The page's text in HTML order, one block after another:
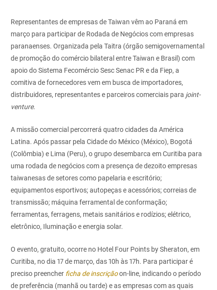
Representantes de empresas de Taiwan vêm ao Paraná em
março para participar de Rodada de Negócios com empresas
paranaenses. Organizada pela Taitra (órgão semigovernamental
de promoção do comércio bilateral entre Taiwan e Brasil) com
apoio do Sistema Fecomércio Sesc Senac PR e da Fiep, a
comitiva de fornecedores vem em busca de importadores,
distribuidores, representantes e parceiros comerciais para joint-
venture.
A missão comercial percorrerá quatro cidades da América
Latina. Após passar pela Cidade do México (México), Bogotá
(Colômbia) e Lima (Peru), o grupo desembarca em Curitiba para
uma rodada de negócios com a presença de dezoito empresas
taiwanesas de setores como papelaria e escritório;
equipamentos esportivos; autopeças e acessórios; correias de
transmissão; máquina ferramental de conformação;
ferramentas, ferragens, metais sanitários e rodízios; elétrico,
eletrônico, Iluminação e energia solar.
O evento, gratuito, ocorre no Hotel Four Points by Sheraton, em
Curitiba, no dia 17 de março, das 10h às 17h. Para participar é
preciso preencher ficha de inscriçãoon-line, indicando o período
de preferência (manhã ou tarde) e as empresas com as quais